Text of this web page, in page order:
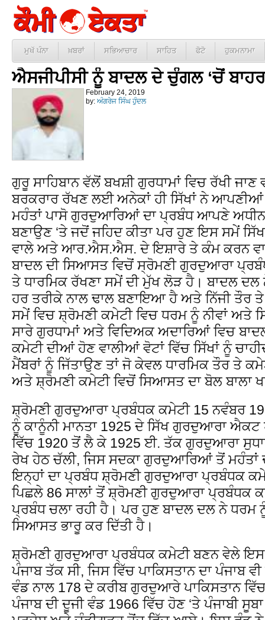
ਮੁਖੱ ਪੰਨਾ ਖ਼ਬਰਾਂ ਸਭਿਆਚਾਰ ਸਾਹਿਤ ਫੋਟੋ ਹੁਕਮਨਾਮਾ
ਐਸਜੀਪੀਸੀ ਨੂੰ ਬਾਦਲ ਦੇ ਚੁੰਗਲ ‘ਚੋਂ
February 24, 2019
by: ਅੰਗਰੇਜ ਸਿੰਘ ਹੁੰਦਲ
ਗੁਰੂ ਸਾਹਿਬਾਨ ਵੱਲੋਂ ਬਖਸ਼ੀ ਗੁਰਧਾਮਾਂ ਵਿਚ ਰੱਖੀ ਜਾਣ
ਬਰਕਰਾਰ ਰੱਖਣ ਲਈ ਅਨੇਕਾਂ ਹੀ ਸਿੱਖਾਂ ਨੇ
ਮਹੰਤਾਂ ਪਾਸੋ ਗੁਰਦੁਆਰਿਆਂ ਦਾ ਪ੍ਰਬੰਧ ਆਪਣੇ
ਬਣਾਉਣ ‘ਤੇ ਜਦੋਂ ਜਹਿਦ ਕੀਤਾ ਪਰ ਹੁਣ ਇਸ ਸਮੇਂ
ਵਾਲੇ ਅਤੇ ਆਰ.ਐਸ.ਐਸ. ਦੇ ਇਸ਼ਾਰੇ ਤੇ ਕੰਮ ਕਰਨ
ਬਾਦਲ ਦੀ ਸਿਆਸਤ ਵਿਚੋਂ ਸ੍ਰੋਮਣੀ ਗੁਰਦੁਆਰਾ
ਤੇ ਧਾਰਮਿਕ ਰੱਖਣਾ ਸਮੇਂ ਦੀ ਮੁੱਖ ਲੋੜ ਹੈ। ਬਾਦਲ ਦਲ
ਹਰ ਤਰੀਕੇ ਨਾਲ ਢਾਲ ਬਣਾਇਆ ਹੈ ਅਤੇ ਨਿੱਜੀ ਤੌਰ
ਸਮੇਂ ਵਿਚ ਸ਼੍ਰੋਮਣੀ ਕਮੇਟੀ ਵਿਚ ਧਰਮ ਨੂੰ ਨੀਵਾਂ
ਸਾਰੇ ਗੁਰਧਾਮਾਂ ਅਤੇ ਵਿਦਿਅਕ ਅਦਾਰਿਆਂ ਵਿਚ
ਕਮੇਟੀ ਦੀਆਂ ਹੋਣ ਵਾਲੀਆਂ ਵੋਟਾਂ ਵਿੱਚ ਸਿੱਖਾਂ ਨੂੰ
ਮੈਂਬਰਾਂ ਨੂੰ ਜਿੱਤਾਉਣ ਤਾਂ ਜੋ ਕੇਵਲ ਧਾਰਮਿਕ ਤੌਰ ਤੇ
ਅਤੇ ਸ਼੍ਰੋਮਣੀ ਕਮੇਟੀ ਵਿਚੋਂ ਸਿਆਸਤ ਦਾ ਬੋਲ ਬਾਲਾ
ਸ਼੍ਰੋਮਣੀ ਗੁਰਦੁਆਰਾ ਪ੍ਰਬੰਧਕ ਕਮੇਟੀ 15 ਨਵੰਬਰ
ਨੂੰ ਕਾਨੂੰਨੀ ਮਾਨਤਾ 1925 ਦੇ ਸਿੱਖ ਗੁਰਦੁਆਰਾ ਐਕਟ
ਵਿੱਚ 1920 ਤੋਂ ਲੈ ਕੇ 1925 ਈ. ਤੱਕ ਗੁਰਦੁਆਰਾ
ਰੇਖ ਹੇਠ ਚੱਲੀ, ਜਿਸ ਸਦਕਾ ਗੁਰਦੁਆਰਿਆਂ ਤੋਂ ਮਹੰਤਾਂ
ਇਨ੍ਹਾਂ ਦਾ ਪ੍ਰਬੰਧ ਸ਼੍ਰੋਮਣੀ ਗੁਰਦੁਆਰਾ ਪ੍ਰਬੰਧਕ
ਪਿਛਲੇ 86 ਸਾਲਾਂ ਤੋਂ ਸ਼੍ਰੋਮਣੀ ਗੁਰਦੁਆਰਾ ਪ੍ਰਬੰਧਕ
ਪ੍ਰਬੰਧ ਚਲਾ ਰਹੀ ਹੈ। ਪਰ ਹੁਣ ਬਾਦਲ ਦਲ ਨੇ ਧਰਮ
ਸਿਆਸਤ ਭਾਰੂ ਕਰ ਦਿੱਤੀ ਹੈ।
ਸ਼੍ਰੋਮਣੀ ਗੁਰਦੁਆਰਾ ਪ੍ਰਬੰਧਕ ਕਮੇਟੀ ਬਣਨ ਵੇਲੇ
ਪੰਜਾਬ ਤੱਕ ਸੀ, ਜਿਸ ਵਿੱਚ ਪਾਕਿਸਤਾਨ ਦਾ ਪੰਜਾਬ
ਵੰਡ ਨਾਲ 178 ਦੇ ਕਰੀਬ ਗੁਰਦੁਆਰੇ ਪਾਕਿਸਤਾਨ
ਪੰਜਾਬ ਦੀ ਦੂਜੀ ਵੰਡ 1966 ਵਿੱਚ ਹੋਣ ‘ਤੇ ਪੰਜਾਬੀ